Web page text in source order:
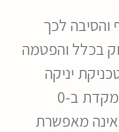
לכך
בכלל והפטמה
יניקה
בדומה ליניקה משד האמא. צורת הפטמה מתמקדת ב-0
אינה מאפשרת